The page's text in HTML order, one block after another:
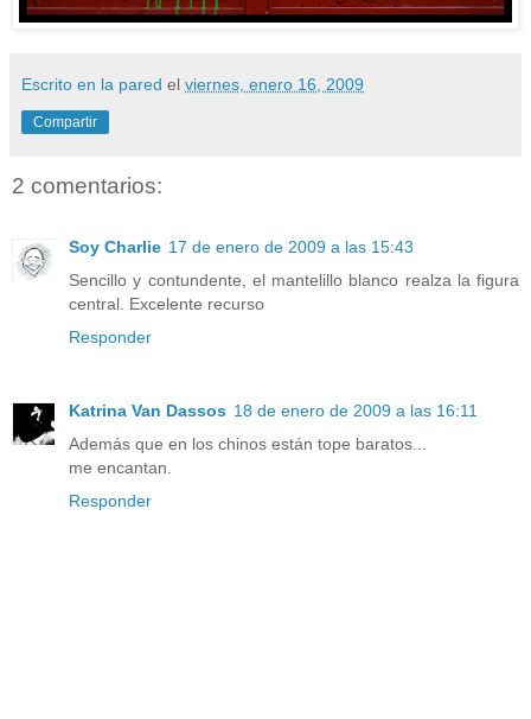
Escrito en la pared el viernes, enero 16, 2009
Compartir
2 comentarios:
Soy Charlie 17 de enero de 2009 a las 15:43
Sencillo y contundente, el mantelillo blanco realza la figura
central. Excelente recurso
Responder
Katrina Van Dassos 18 de enero de 2009 a las 16:11
Además que en los chinos están tope baratos...
me encantan.
Responder